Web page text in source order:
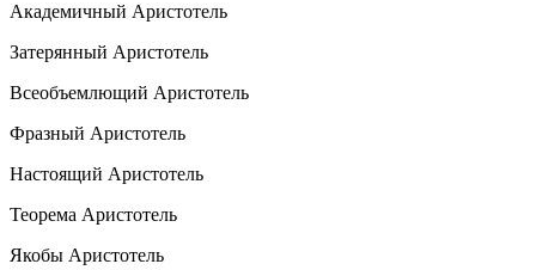
Академичный Аристотель
Затерянный Аристотель
Всеобъемлющий Аристотель
Фразный Аристотель
Настоящий Аристотель
Теорема Аристотель
Якобы Аристотель